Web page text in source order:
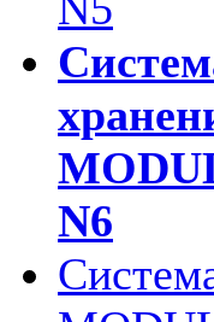
N6